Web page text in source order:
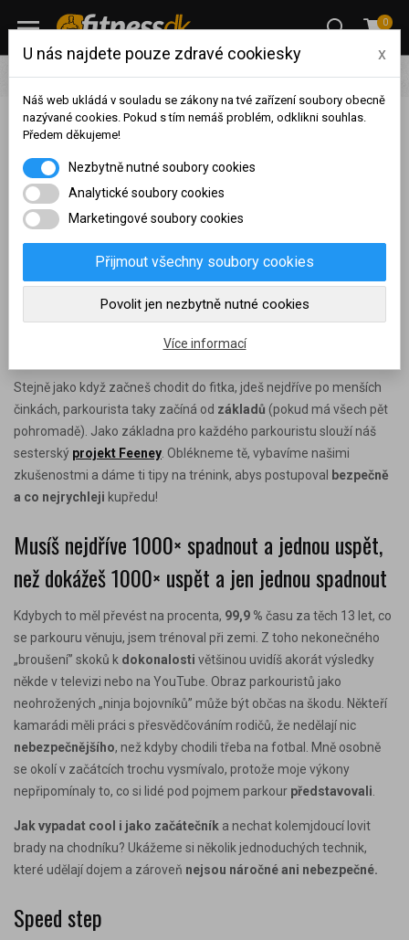
0
Blog Cvičení Nejefektivnější snadné parkourové triky
Nejefektivnější snadné parkourové triky
Publikováno:18.02.2021, Naposledy aktualizováno:
Lítání po střechách budov, dvojitá salta a výlezy po několika
metrových stěnách. Nejspíš si správně vydedukoval, že v tomhle
článku půjde o parkour. Nebo sis přečetl nadpis a můj úvod vypadá
jen jako okecávání jasného. Parkour má nálepkuextrémního
. Nebudu lhát, mně, jako parkouristovi, tahle nálepka
Stejně jako když začneš chodit do fitka, jdeš nejdříve po menších
činkách, parkourista taky začíná od základů (pokud má všech pět
pohromadě). Jako základna pro každého parkouristu slouží náš
sesterský projekt Feeney . Oblékneme tě, vybavíme našimi
zkušenostmi a dáme ti tipy na trénink, abys postupoval
bezpečně
a co nejrychleji kupředu!
Musíš nejdříve 1000×spadnout a jednou uspět,
než dokážeš 1000× uspět a jen jednou spadnout
Kdybych to měl převést na procenta, 99,9 % času za těch 13 let, co
se parkouru věnuju, jsem trénoval při zemi. Z toho nekonečného
„broušení” skoků k dokonalosti většinou uvidíš akorát výsledky
někde v televizi nebo na YouTube. Obraz parkouristů jako
neohrožených „ninja bojovníků” může být občas na škodu. Někteří
kamarádi měli práci s přesvědčováním rodičů, že nedělají nic
nebezpečnějšího, než kdyby chodili třeba na fotbal. Mně osobně
se okolí v začátcích trochu vysmívalo, protože moje výkony
nepřipomínaly to, co si lidé pod pojmem parkour představovali
Jak vypadat cool i jako začátečník a nechat kolemjdoucí lovit
brady na chodníku? Ukážeme si několik jednoduchých technik,
které udělají dojem a zároveň nejsou náročné ani nebezpečné.
Speed step
dosaženého obratu za
sledované období, byl váš
účet přeřazen do jiné
skupiny:
U nás najdete pouze zdravé cookiesky x
Náš web ukládá v souladu se zákony na tvé zařízení soubory obecně
nazývané cookies. Pokud s tím nemáš problém, odklikni souhlas.
Předem děkujeme!
Nezbytně nutné soubory cookies
Analytické soubory cookies
Marketingové soubory cookies
Přijmout všechny soubory cookies
Povolit jen nezbytně nutné cookies
Více informací